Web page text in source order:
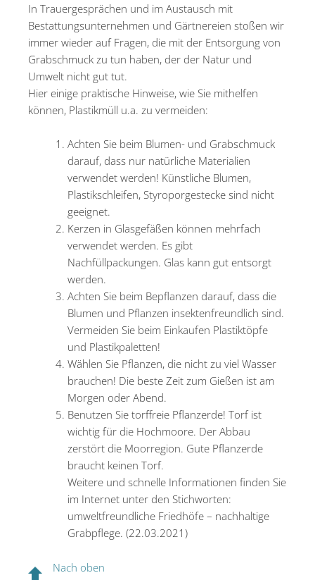
In Trauergesprächen und im Austausch mit
Bestattungsunternehmen und Gärtnereien stoßen wir
immer wieder auf Fragen, die mit der Entsorgung von
Grabschmuck zu tun haben, der der Natur und
Umwelt nicht gut tut.
Hier einige praktische Hinweise, wie Sie mithelfen
können, Plastikmüll u.a. zu vermeiden:
Achten Sie beim Blumen- und Grabschmuck
darauf, dass nur natürliche Materialien
verwendet werden! Künstliche Blumen,
Plastikschleifen, Styroporgestecke sind nicht
geeignet.
Kerzen in Glasgefäßen können mehrfach
verwendet werden. Es gibt
Nachfüllpackungen. Glas kann gut entsorgt
werden.
Achten Sie beim Bepflanzen darauf, dass die
Blumen und Pflanzen insektenfreundlich sind.
Vermeiden Sie beim Einkaufen Plastiktöpfe
und Plastikpaletten!
Wählen Sie Pflanzen, die nicht zu viel Wasser
brauchen! Die beste Zeit zum Gießen ist am
Morgen oder Abend.
Benutzen Sie torffreie Pflanzerde! Torf ist
wichtig für die Hochmoore. Der Abbau
zerstört die Moorregion. Gute Pflanzerde
braucht keinen Torf.
Weitere und schnelle Informationen finden Sie
im Internet unter den Stichworten:
umweltfreundliche Friedhöfe – nachhaltige
Grabpflege. (22.03.2021)
Nach oben